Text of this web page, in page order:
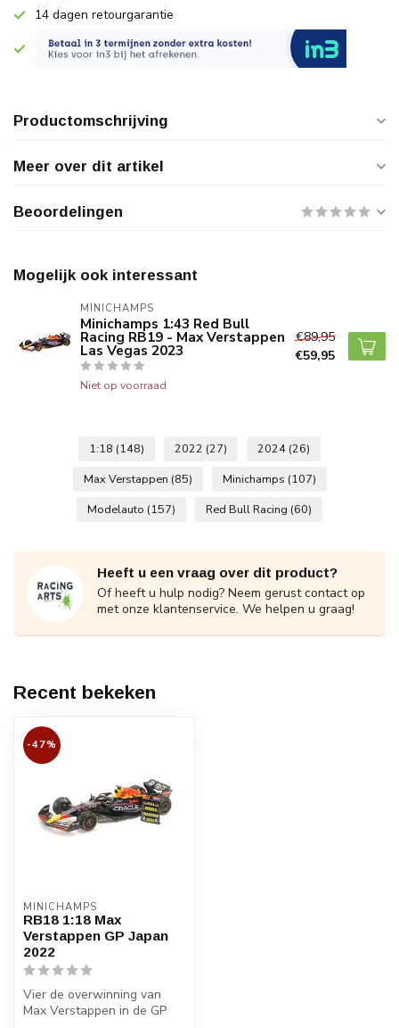
14 dagen retourgarantie
Productomschrijving
Meer over dit artikel
Beoordelingen
Mogelijk ook interessant
MINICHAMPS
Minichamps 1:43 Red Bull
Racing RB19 - Max Verstappen
Las Vegas 2023
Niet op voorraad
€89,95
€59,95
1:18 (148) 2022 (27) 2024 (26)
Max Verstappen (85) Minichamps (107)
Modelauto (157) Red Bull Racing (60)
Heeft u een vraag over dit product?
Of heeft u hulp nodig? Neem gerust contact op
met onze klantenservice. We helpen u graag!
Recent bekeken
-47%
MINICHAMPS
RB18 1:18 Max
Verstappen GP Japan
2022
Vier de overwinning van
Max Verstappen in de GP